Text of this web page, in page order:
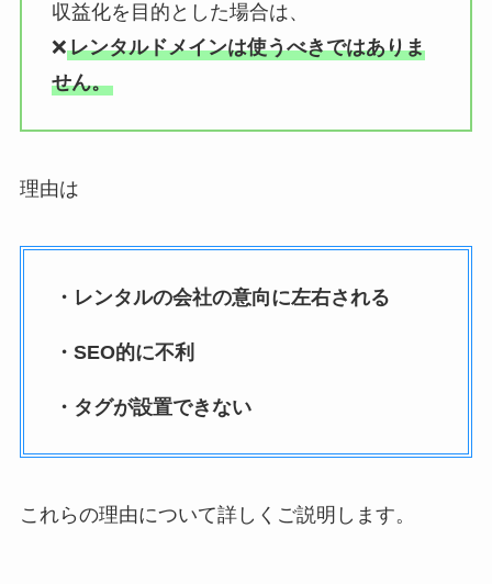
収益化を目的とした場合は、
❌レンタルドメインは使うべきではありま
せん。
理由は
・レンタルの会社の意向に左右される
・SEO的に不利
・タグが設置できない
これらの理由について詳しくご説明します。